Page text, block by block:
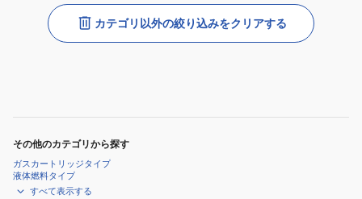
カテゴリ以外の絞り込みをクリアする
その他のカテゴリから探す
ガスカートリッジタイプ
液体燃料タイプ
すべて表示する